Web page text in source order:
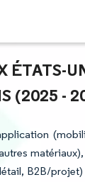
(2025 -
B2B/